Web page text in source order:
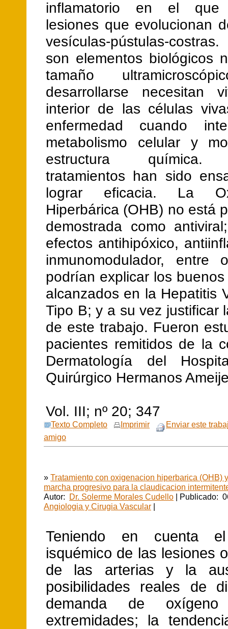
inflamatorio en el que
lesiones que evolucionan
vesículas-pústulas-
son elementos biológicos
tamaño
desarrollarse necesitan
interior de las células
enfermedad cuando
metabolismo celular y
estructura química.
tratamientos han sido
lograr eficacia. La
Hiperbárica (OHB) no está
demostrada como
efectos antihipóxico,
inmunomodulador, entre
podrían explicar los
alcanzados en la Hepatitis
Tipo B; y a su vez justificar
de este trabajo. Fueron
pacientes remitidos de la
Dermatología del
Quirúrgico Hermanos
Vol. III; nº 20; 347
Texto Completo Imprimir
Enviar este
amigo
» Tratamiento con oxigenacion hiperbarica (OHB)
marcha progresivo para la claudicacion
Autor: Dr. Solerme Morales Cudello | Publicado:
Angiologia y Cirugia Vascular |
Teniendo en cuenta
isquémico de las lesiones
de las arterias y la
posibilidades reales de
demanda de
extremidades; la